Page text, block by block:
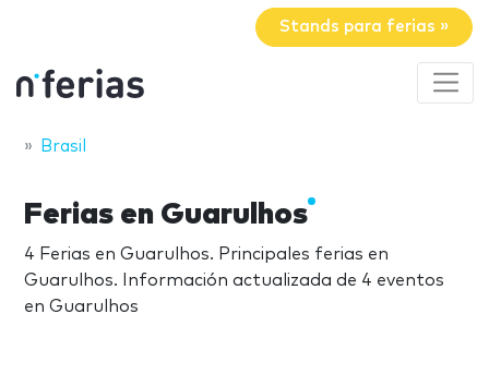
Stands para ferias »
Brasil
Ferias en Guarulhos
4 Ferias en Guarulhos. Principales ferias en
Guarulhos. Información actualizada de 4 eventos
en Guarulhos